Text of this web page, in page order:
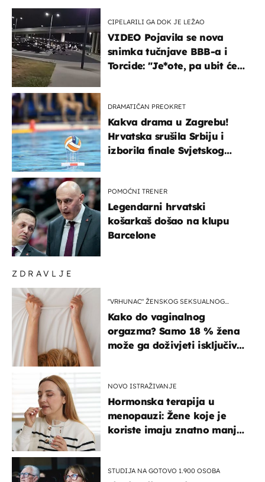
ZDRAVLJE
"VRHUNAC" ŽENSKOG SEKSUALNOG
Kako do vaginalnog
orgazma? Samo 18 % žena
može ga doživjeti isključivo
NOVO ISTRAŽIVANJE
Hormonska terapija u
menopauzi: Žene koje je
koriste imaju znatno manji
STUDIJA NA GOTOVO 1.900 OSOBA
CIPELARILI GA DOK JE LEŽAO
VIDEO Pojavila se nova
snimka tučnjave BBB-a i
Torcide: "Je*ote, pa ubit će
DRAMATIČAN PREOKRET
Kakva drama u Zagrebu!
Hrvatska srušila Srbiju i
izborila finale Svjetskog
POMOĆNI TRENER
Legendarni hrvatski
košarkaš došao na klupu
Barcelone